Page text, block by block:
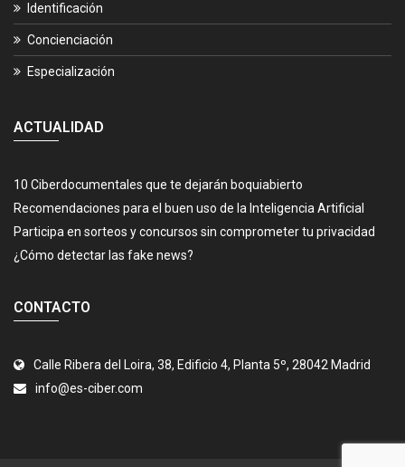
Identificación
Concienciación
Especialización
ACTUALIDAD
10 Ciberdocumentales que te dejarán boquiabierto
Recomendaciones para el buen uso de la Inteligencia Artificial
Participa en sorteos y concursos sin comprometer tu privacidad
¿Cómo detectar las fake news?
CONTACTO
Calle Ribera del Loira, 38, Edificio 4, Planta 5º, 28042 Madrid
info@es-ciber.com